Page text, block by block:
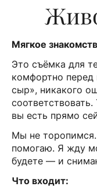
Мягкое
Это съёмка для
комфортно
сыр», никакого
вы есть прямо
Мы не
помогаю. Я жду
будете — и
Что входит: